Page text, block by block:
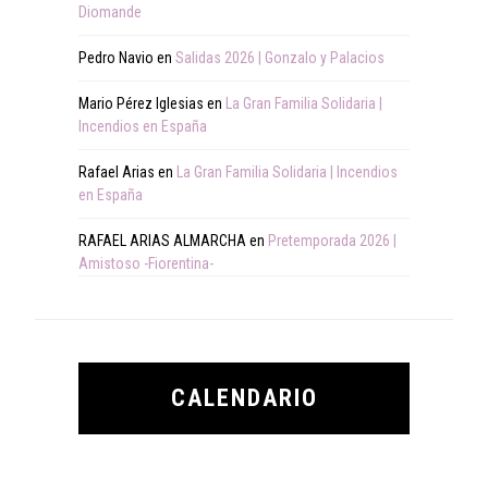
Diomande
Pedro Navio en Salidas 2026 | Gonzalo y Palacios
Mario Pérez Iglesias en
La Gran Familia Solidaria |
Incendios en España
Rafael Arias en
La Gran Familia Solidaria | Incendios
en España
RAFAEL ARIAS ALMARCHA en Pretemporada 2026 |
Amistoso -Fiorentina-
CALENDARIO